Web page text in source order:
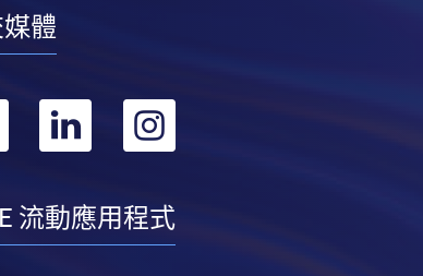
體
轉
youtube
轉
linkedin
轉
instagram
流動應用程式